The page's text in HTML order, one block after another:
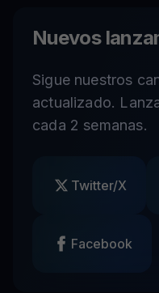
Nuevos
Sigue nuestros
actualizado.
cada 2 semanas.
Twitter/X
Facebook